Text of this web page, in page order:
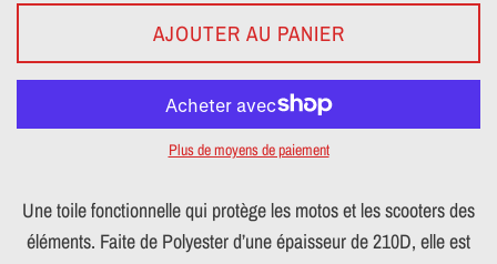
AJOUTER AU PANIER
Plus de moyens de paiement
Une toile fonctionnelle qui protège les motos et les scooters des
éléments. Faite de Polyester d’une épaisseur de 210D, elle est